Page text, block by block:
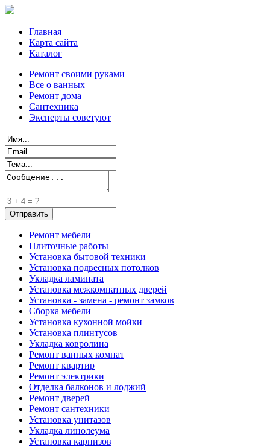
Главная
Карта сайта
Каталог
Ремонт своими руками
Все о ванных
Ремонт дома
Сантехника
Эксперты советуют
Ремонт мебели
Плиточные работы
Установка бытовой техники
Установка подвесных потолков
Укладка ламината
Установка межкомнатных дверей
Установка - замена - ремонт замков
Сборка мебели
Установка кухонной мойки
Установка плинтусов
Укладка ковролина
Ремонт ванных комнат
Ремонт квартир
Ремонт электрики
Отделка балконов и лоджий
Ремонт дверей
Ремонт сантехники
Установка унитазов
Укладка линолеума
Установка карнизов